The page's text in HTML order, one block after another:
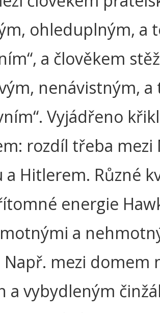
ohleduplným, a
a člověkem
nenávistným, a
Vyjádřeno
rozdíl třeba mezi
a Hitlerem. Různé
energie
a
mezi domem
a vybydleným